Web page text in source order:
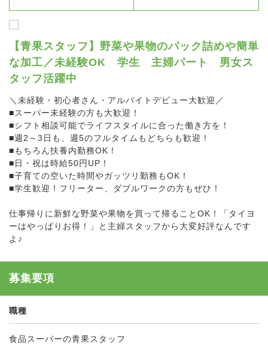
【青果スタッフ】野菜や果物のパック詰めや簡単
な加工／未経験OK 学生 主婦パート 男女ス
タッフ活躍中
＼未経験・初心者さん・アルバイトデビュー大歓迎／
■スーパー未経験の方も大歓迎！
■シフト相談可能でライフスタイルに合った働き方を！
■週2～3日も、週5のフルタイムもどちらも歓迎！
■もちろん扶養内勤務OK！
■日・祝は時給50円UP！
■子育ての空いた時間やガッツリ勤務もOK！
■学生歓迎！フリーター、ダブルワークの方もぜひ！
仕事帰りに新鮮な野菜や果物を買って帰ることOK！「タイヨ
ーはやっぱりお得！」と主婦スタッフから大変好評なんです
よ♪
募集要項
職種
食品スーパーの青果スタッフ